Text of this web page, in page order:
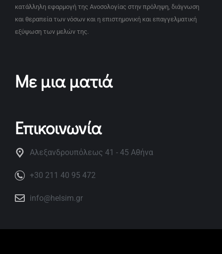
κατάλληλη εφαρμογή της Ανοσολογίας στην πρόληψη, διάγνωση
και θεραπεία των νόσων και η επιστημονική και επαγγελματική
εξύψωση των μελών της.
Με μια ματιά
Επικοινωνία
Αλεξανδρουπόλεως 41 - 45 Αθήνα
+30 211 40 95 472
info@helsim.gr